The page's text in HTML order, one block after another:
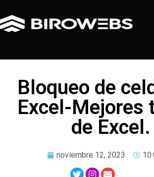
Bloqueo de
Excel-Mejores
de Excel.
noviembre 12, 2023